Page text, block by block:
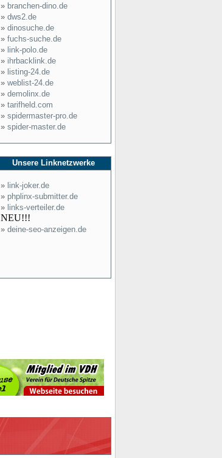
» branchen-dino.de
» dws2.de
» dinosuche.de
» fuchs-suche.de
» link-polo.de
» ihrbacklink.de
» listing-24.de
» weblist-24.de
» demolinx.de
» tarifheld.com
» spidermaster-pro.de
» spider-master.de
Unsere Linknetzwerke
» link-joker.de
» phplinx-submitter.de
» links-verteiler.de
NEU!!!
» deine-seo-anzeigen.de